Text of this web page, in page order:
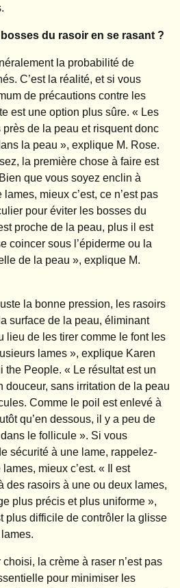
du rasoir en se rasant ?
la probabilité de
C’est la réalité, et si vous
de précautions contre les
est une option plus sûre. « Les
de la peau et risquent donc
la peau », explique M. Rose.
la première chose à faire est
que vous soyez enclin à
mieux c’est, ce n’est pas
pour éviter les bosses du
proche de la peau, plus il est
coincer sous l’épiderme ou la
de la peau », explique M.
la bonne pression, les rasoirs
surface de la peau, éliminant
lieu de les tirer comme le font les
lames », explique Karen
the People. « Le résultat est un
douceur, sans irritation de la peau
Comme le poil est enlevé à
qu’en dessous, il y a peu de
le follicule ». Si vous
sécurité à une lame, rappelez-
mieux c’est. « Il est
des rasoirs à une ou deux lames,
plus précis et plus uniforme »,
plus difficile de contrôler la glisse
la crème à raser n’est pas
pour minimiser les